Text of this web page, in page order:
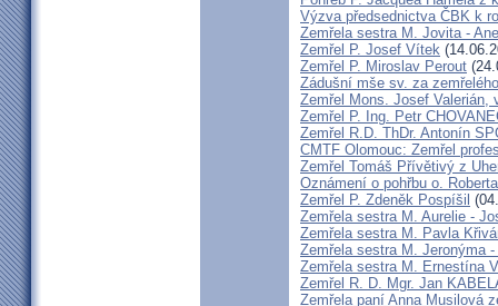
Výzva předsednictva ČBK k
Zemřela sestra M. Jovita -
Zemřel P. Josef Vítek
Zemřel P. Miroslav Perout
Zádušní mše sv. za
Zemřel Mons. Josef Valerián,
Zemřel P. Ing. Petr
Zemřel R.D. ThDr. Antonín
CMTF Olomouc: Zemřel
Zemřel Tomáš Přívětivý z
Oznámení o pohřbu o.
Zemřel P. Zdeněk Pospíšil
Zemřela sestra M. Aurelie -
Zemřela sestra M. Pavla
Zemřela sestra M. Jeronýma
Zemřela sestra M. Ernestína
Zemřel R. D. Mgr. Jan
Zemřela paní Anna Musilová